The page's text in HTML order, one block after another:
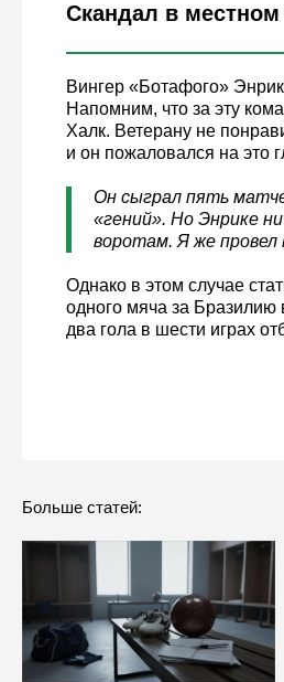
Скандал в
Вингер «Ботафого»
Напомним, что за эту
Халк. Ветерану не
и он пожаловался на это
Он сыграл пять
«гений». Но Энрике
воротам. Я же провел
Однако в этом случае
одного мяча за Бразилию
два гола в шести играх
Больше статей: